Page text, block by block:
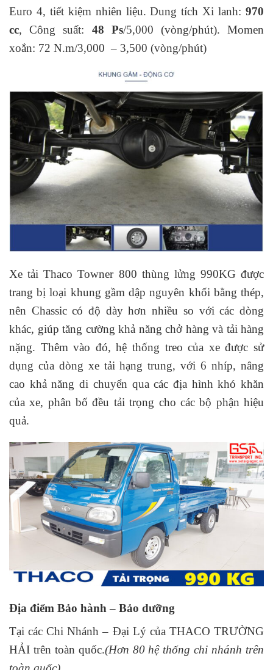
Euro 4, tiết kiệm nhiên liệu. Dung tích Xi lanh: 970
cc, Công suất: 48 Ps/5,000 (vòng/phút). Momen
xoắn: 72 N.m/3,000 – 3,500 (vòng/phút)
Xe tải Thaco Towner 800 thùng lửng 990KG được
trang bị loại khung gầm dập nguyên khối bằng thép,
nên Chassic có độ dày hơn nhiều so với các dòng
khác, giúp tăng cường khả năng chở hàng và tải hàng
nặng. Thêm vào đó, hệ thống treo của xe được sử
dụng của dòng xe tải hạng trung, với 6 nhíp, nâng
cao khả năng di chuyển qua các địa hình khó khăn
của xe, phân bố đều tải trọng cho các bộ phận hiệu
quả.
Địa điểm Bảo hành – Bảo dưỡng
Tại các Chi Nhánh – Đại Lý của THACO TRƯỜNG
HẢI trên toàn quốc.(Hơn 80 hệ thống chi nhánh trên